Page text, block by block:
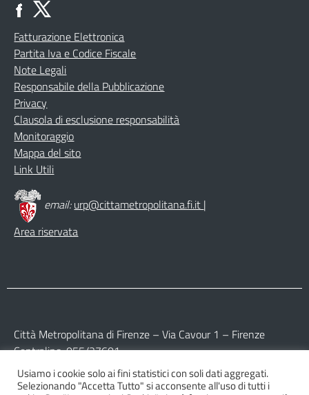
Fatturazione Elettronica
Partita Iva e Codice Fiscale
Note Legali
Responsabile della Pubblicazione
Privacy
Clausola di esclusione responsabilità
Monitoraggio
Mappa del sito
Link Utili
email:urp@cittametropolitana.fi.it |
Area riservata
Città Metropolitana di Firenze – Via Cavour 1 – Firenze
Centralino: 055/27601
Partita IVA: 017 09 77 04 89
Usiamo i cookie solo ai fini statistici con soli dati aggregati.
Selezionando "Accetta Tutto" si acconsente all'uso di tutti i